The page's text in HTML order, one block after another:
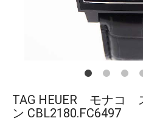
TAG HEUER モナコ
ン CBL2180.FC6497